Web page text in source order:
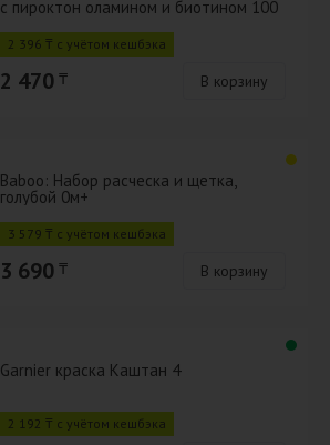
с пироктон оламином и биотином 100
2 396 ₸ с учётом кешбэка
2 470 ₸ В корзину
Baboo: Набор расческа и щетка,
голубой 0м+
3 579 ₸ с учётом кешбэка
3 690 ₸ В корзину
Garnier краска Каштан 4
2 192 ₸ с учётом кешбэка